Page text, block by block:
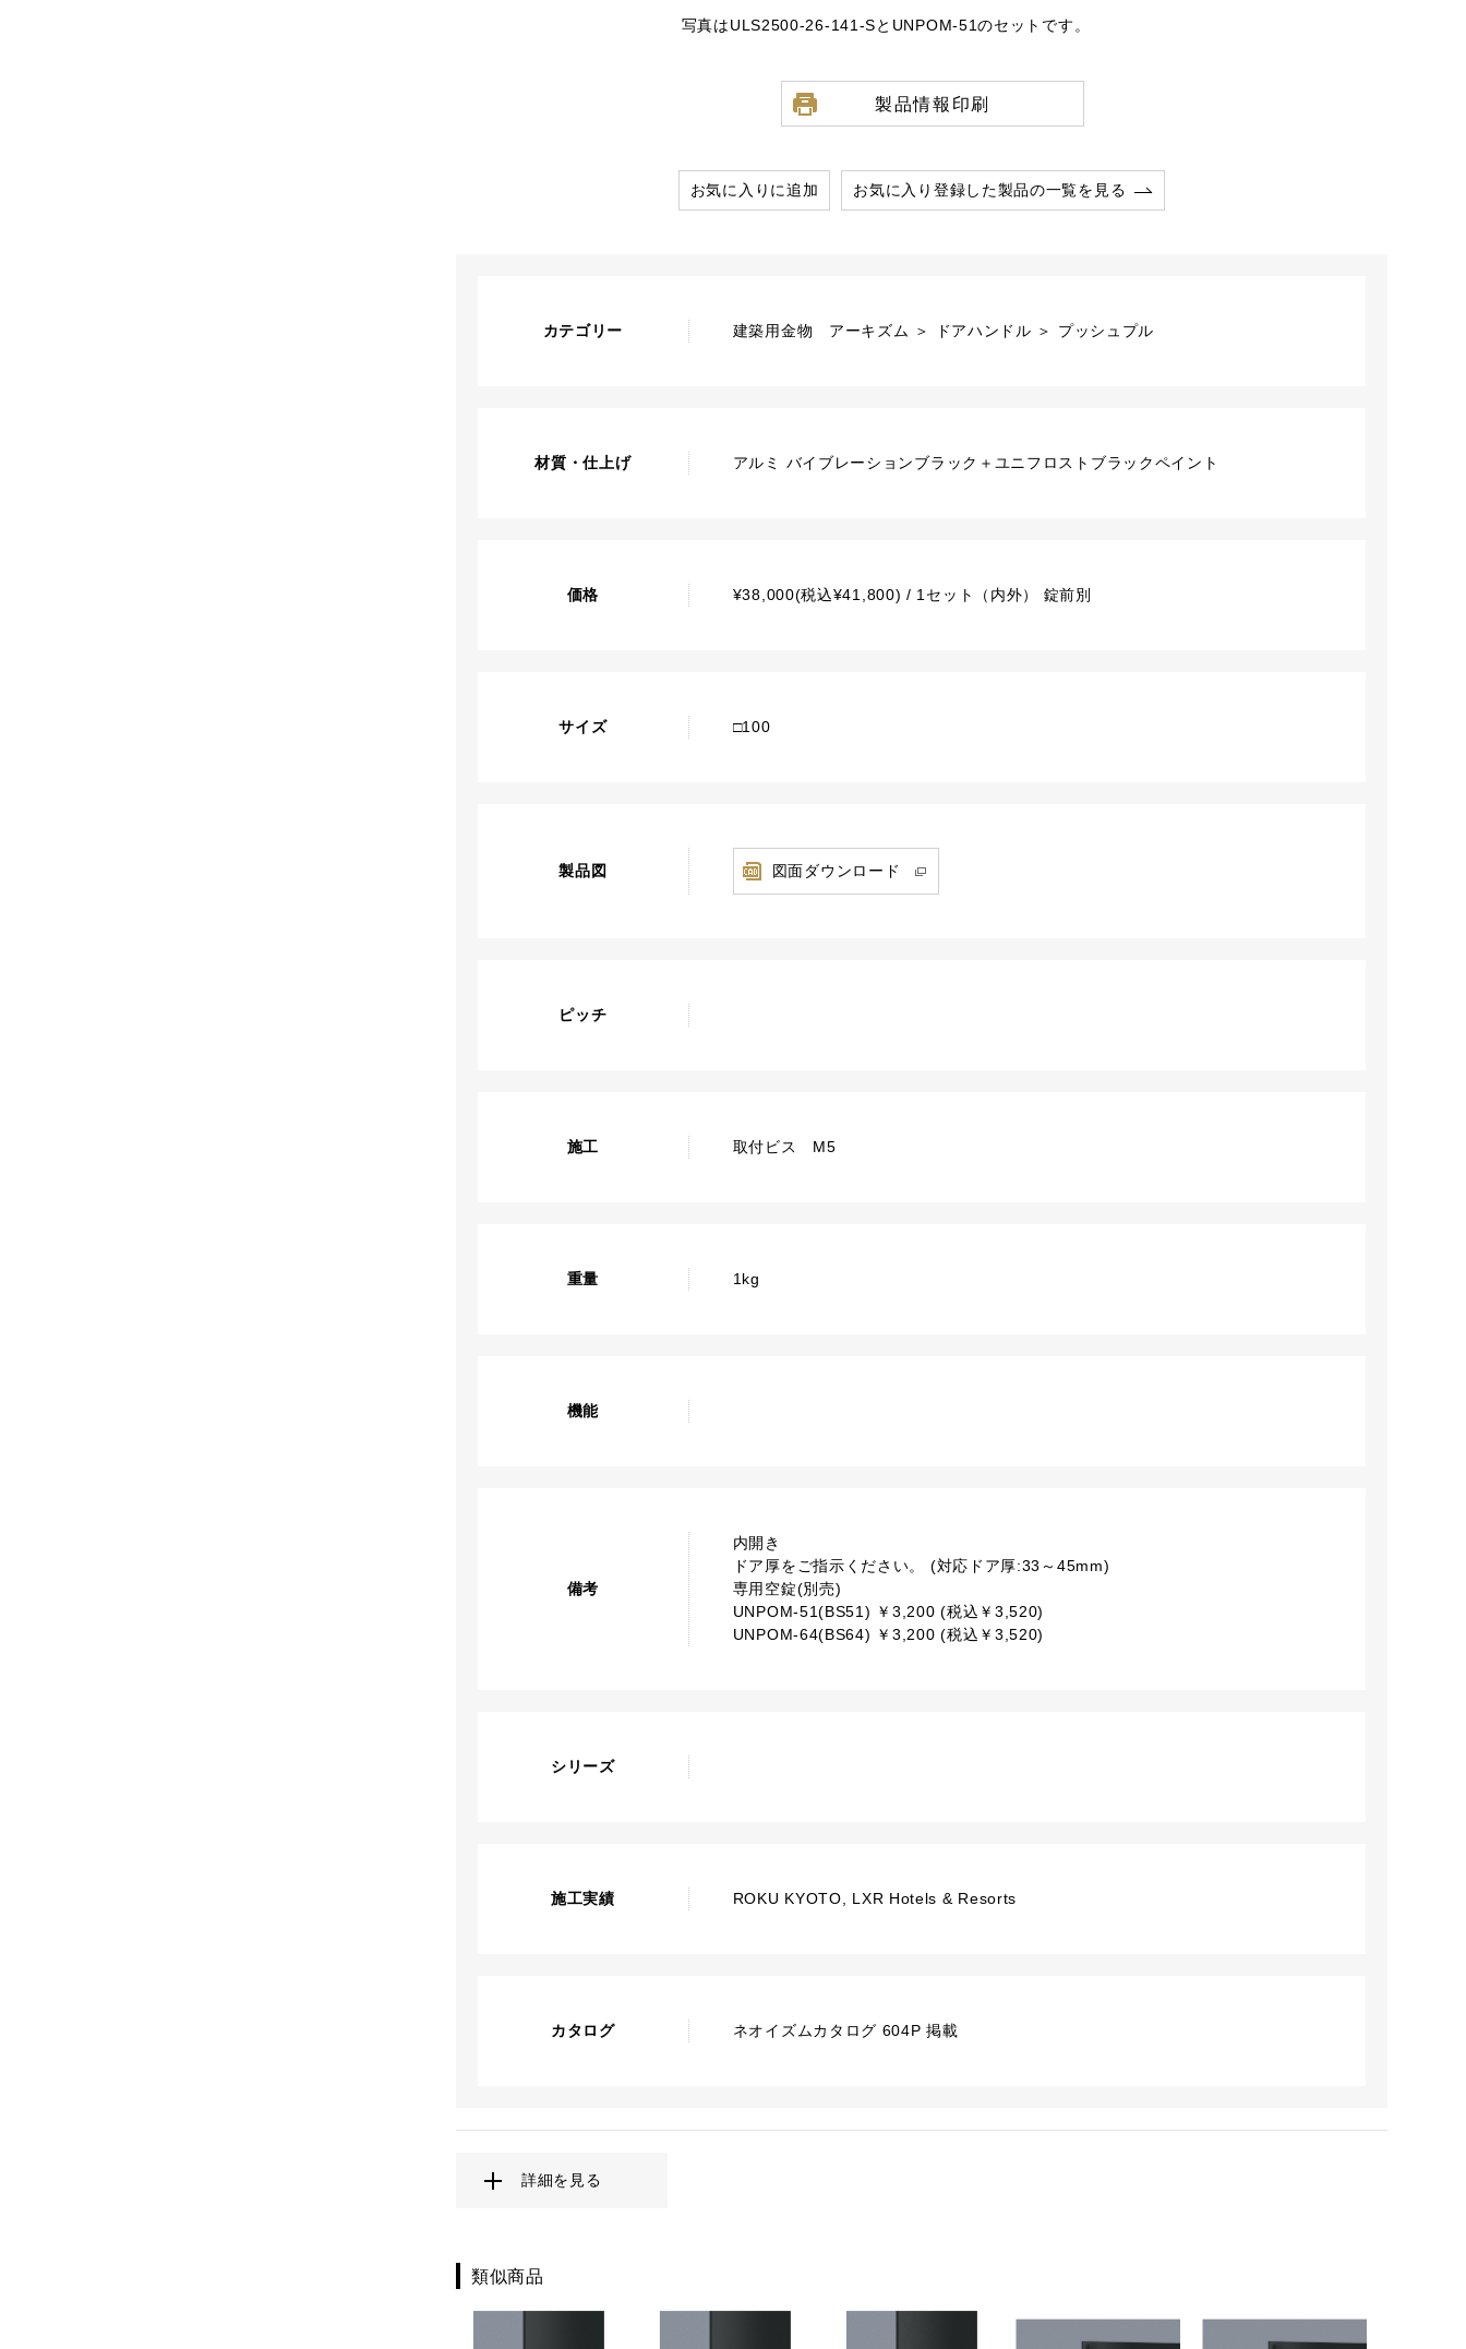
写真はULS2500-26-141-SとUNPOM-51のセットです。
製品情報印刷
お気に入りに追加 お気に入り登録した製品の一覧を見る
カテゴリー 建築用金物 アーキズム ＞ ドアハンドル ＞ プッシュプル
材質・仕上げ アルミ バイブレーションブラック＋ユニフロストブラックペイント
価格 ¥38,000(税込¥41,800) / 1セット（内外） 錠前別
サイズ □100
製品図 図面ダウンロード
ピッチ
施工 取付ビス M5
重量 1kg
機能
備考
内開き
ドア厚をご指示ください。 (対応ドア厚:33～45mm)
専用空錠(別売)
UNPOM-51(BS51) ￥3,200 (税込￥3,520)
UNPOM-64(BS64) ￥3,200 (税込￥3,520)
シリーズ
施工実績 ROKU KYOTO, LXR Hotels & Resorts
カタログ ネオイズムカタログ 604P 掲載
詳細を見る
類似商品